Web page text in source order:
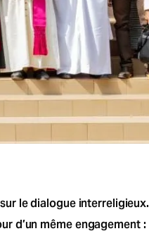
le dialogue interreligieux.
d’un même engagement :